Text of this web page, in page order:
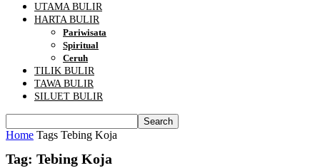
UTAMA BULIR
HARTA BULIR
Pariwisata
Spiritual
Ceruh
TILIK BULIR
TAWA BULIR
SILUET BULIR
Home Tags Tebing Koja
Tag: Tebing Koja